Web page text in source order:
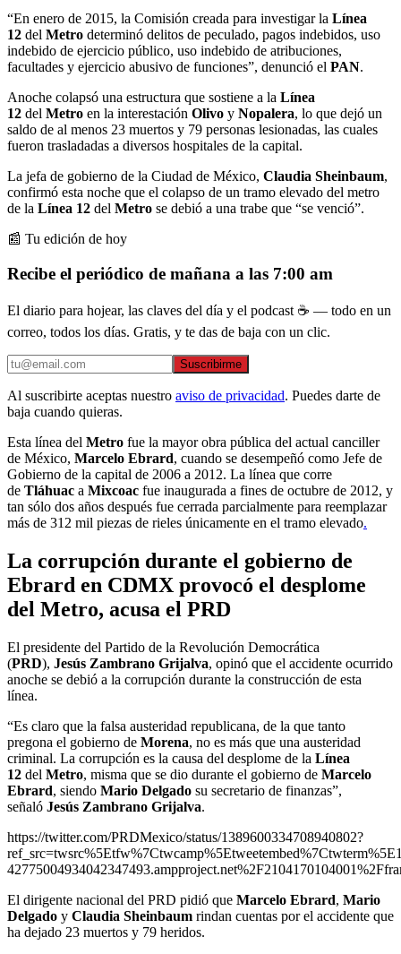
“En enero de 2015, la Comisión creada para investigar la Línea
12 del Metro determinó delitos de peculado, pagos indebidos, uso
indebido de ejercicio público, uso indebido de atribuciones,
facultades y ejercicio abusivo de funciones”, denunció el PAN.
Anoche colapsó una estructura que sostiene a la Línea
12 del Metro en la interestación Olivo y Nopalera, lo que dejó un
saldo de al menos 23 muertos y 79 personas lesionadas, las cuales
fueron trasladadas a diversos hospitales de la capital.
La jefa de gobierno de la Ciudad de México, Claudia Sheinbaum,
confirmó esta noche que el colapso de un tramo elevado del metro
de la Línea 12 del Metro se debió a una trabe que “se venció”.
📰 Tu edición de hoy
Recibe el periódico de mañana a las 7:00 am
El diario para hojear, las claves del día y el podcast ☕ — todo en un
correo, todos los días. Gratis, y te das de baja con un clic.
Suscribirme
Al suscribirte aceptas nuestro aviso de privacidad. Puedes darte de
baja cuando quieras.
Esta línea del Metro fue la mayor obra pública del actual canciller
de México, Marcelo Ebrard, cuando se desempeñó como Jefe de
Gobierno de la capital de 2006 a 2012. La línea que corre
de Tláhuac a Mixcoac fue inaugurada a fines de octubre de 2012, y
tan sólo dos años después fue cerrada parcialmente para reemplazar
más de 312 mil piezas de rieles únicamente en el tramo elevado.
La corrupción durante el gobierno de
Ebrard en CDMX provocó el desplome
del Metro, acusa el PRD
El presidente del Partido de la Revolución Democrática
(PRD), Jesús Zambrano Grijalva, opinó que el accidente ocurrido
anoche se debió a la corrupción durante la construcción de esta
línea.
“Es claro que la falsa austeridad republicana, de la que tanto
pregona el gobierno de Morena, no es más que una austeridad
criminal. La corrupción es la causa del desplome de la Línea
12 del Metro, misma que se dio durante el gobierno de Marcelo
Ebrard, siendo Mario Delgado su secretario de finanzas”,
señaló Jesús Zambrano Grijalva.
https://twitter.com/PRDMexico/status/1389600334708940802?
El dirigente nacional del PRD pidió que Marcelo Ebrard, Mario
Delgado y Claudia Sheinbaum rindan cuentas por el accidente que
ha dejado 23 muertos y 79 heridos.